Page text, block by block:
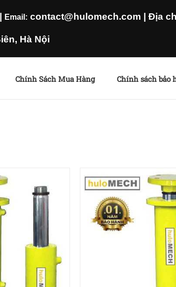
Email: contact@hulomech.com | Địa
Hà Nội
Chính Sách Mua Hàng Chính sách bảo